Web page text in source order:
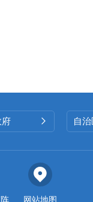
府  自
网站地图